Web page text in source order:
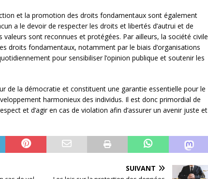
et la promotion des droits fondamentaux sont également
a le devoir de respecter les droits et libertés d’autrui et de
sont reconnues et protégées. Par ailleurs, la société civile
droits fondamentaux, notamment par le biais d’organisations
pour sensibiliser l’opinion publique et soutenir les
de la démocratie et constituent une garantie essentielle pour le
harmonieux des individus. Il est donc primordial de
et d’agir en cas de violation afin d’assurer un avenir juste et
SUIVANT